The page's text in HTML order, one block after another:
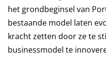
het grondbeginsel van
bestaande model laten
kracht zetten door ze te
businessmodel te